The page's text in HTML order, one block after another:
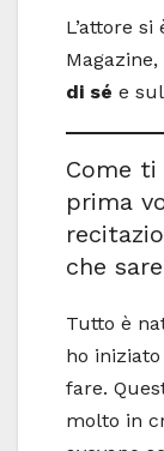
L’attore
Magazine,
di sé e
Come
prima
che
Tutto è
ho
fare.
molto in